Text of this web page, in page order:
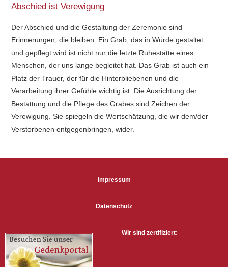
Abschied ist Verewigung
Der Abschied und die Gestaltung der Zeremonie sind
Erinnerungen, die bleiben. Ein Grab, das in Würde gestaltet
und gepflegt wird ist nicht nur die letzte Ruhestätte eines
Menschen, der uns lange begleitet hat. Das Grab ist auch ein
Platz der Trauer, der für die Hinterbliebenen und die
Verarbeitung ihrer Gefühle wichtig ist. Die Ausrichtung der
Bestattung und die Pflege des Grabes sind Zeichen der
Verewigung. Sie spiegeln die Wertschätzung, die wir dem/der
Verstorbenen entgegenbringen, wider.
Impressum
Datenschutz
Wir sind zertifiziert: